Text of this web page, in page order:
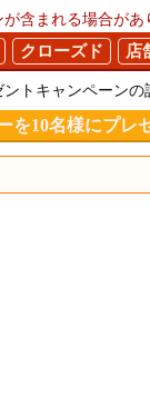
含まれる場合があ
クローズド 店
トキャンペーンの
を10名様にプレ